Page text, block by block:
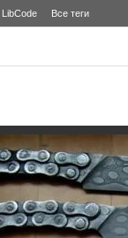
LibCode Все теги